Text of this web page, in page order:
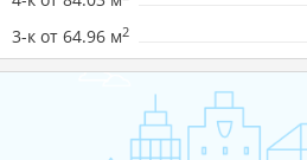
3-к от 64.96 м2